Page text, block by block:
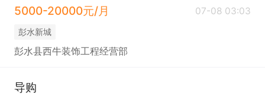
5000-20000元/月
07-08 03:03
彭水新城
彭水县西牛装饰工程经营部
导购